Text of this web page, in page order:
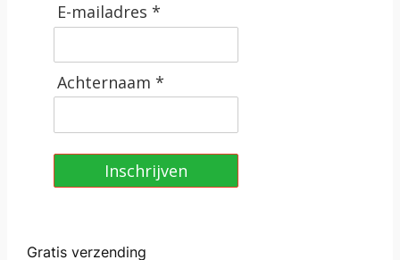
E-mailadres *
Achternaam *
Inschrijven
Gratis verzending